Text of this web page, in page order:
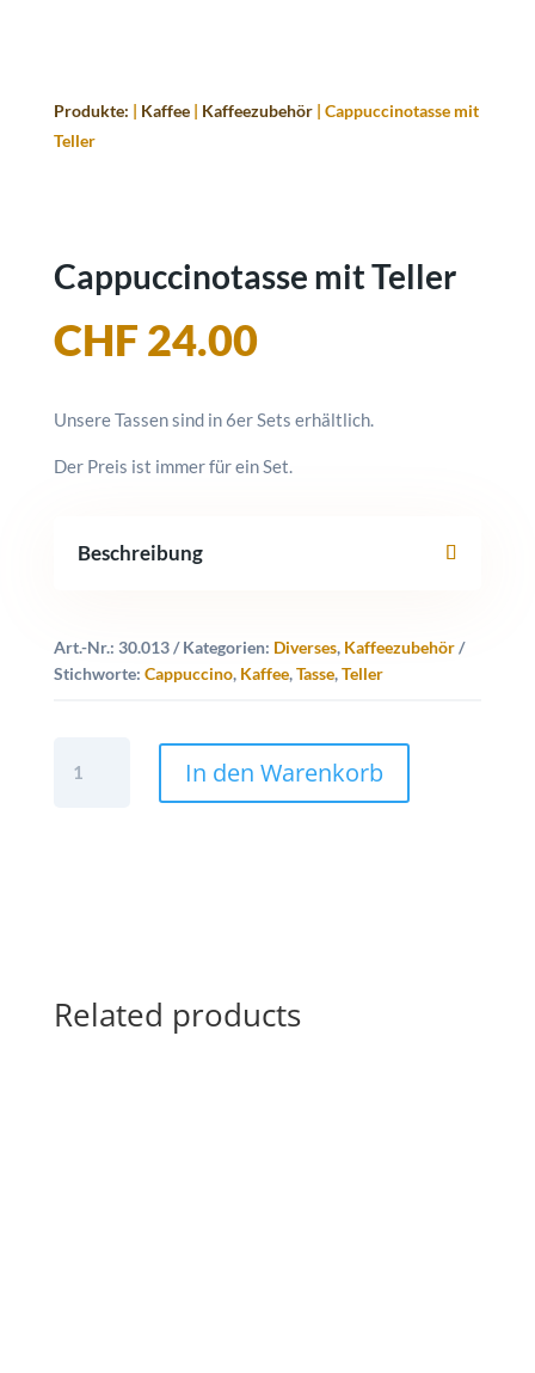
Produkte: | Kaffee| Kaffeezubehör| Cappuccinotasse mit
Teller
Cappuccinotasse mit Teller
CHF 24.00
Unsere Tassen sind in 6er Sets erhältlich.
Der Preis ist immer für ein Set.
Beschreibung
Art.-Nr.: 30.013 Kategorien: Diverses, Kaffeezubehör
Stichworte: Cappuccino, Kaffee,Tasse,Teller
Cappuccinotasse
mit
In den Warenkorb
Related products